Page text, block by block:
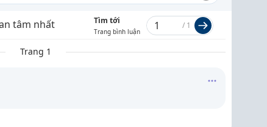
tâm nhất Tìm tới
Trang bình luận
/ 1
Trang 1